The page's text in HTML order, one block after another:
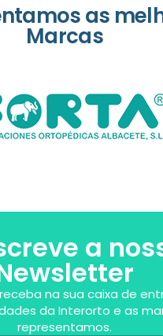
as
Marcas
a
na sua caixa de
da Interorto e as
representamos.